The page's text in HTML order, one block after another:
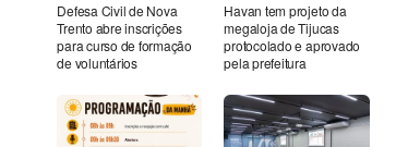
Defesa Civil de Nova
Trento abre inscrições
para curso de formação
de voluntários
Havan tem projeto da
megaloja de Tijucas
protocolado e aprovado
pela prefeitura